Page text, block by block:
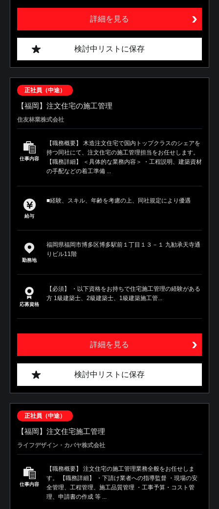
詳細を見る
検討中リストに保存
正社員（中途）
【福岡】注文住宅の施工管理
住友林業株式会社
仕事内容
【職務概要】 木造注文住宅で国内トップクラスのシェアを
持つ同社にて、注文住宅の施工管理担当をお任せします。
【職務詳細】 ＜具体的な業務内容＞ ・工程説明、建築資材
の手配などの着工準備 ...
給与
■経験、スキル、年齢を考慮の上、同社規定により優遇
勤務地
福岡県福岡市博多区博多駅前１丁目１３－１ 九勧承天寺通
りビル11階
応募資格
【必須】 ・以下資格をお持ちで住宅施工管理の経験がある
方 1級建築士、2級建築士、1級建築施工管...
詳細を見る
検討中リストに保存
正社員（中途）
【福岡】注文住宅施工管理
ライフデザイン・カバヤ株式会社
仕事内容
【職務概要】 注文住宅の施工管理業務全般をお任せしま
す。 【職務詳細】 ・下請け業者への指導監督 ・現場の安
全管理、工程管理、施工品質管理 ・工事予算・コスト管
理、申請書の作成 等 ...